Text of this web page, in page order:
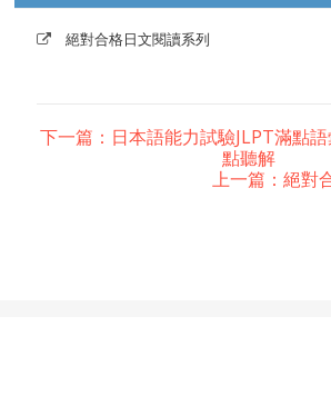
絕對合格日文閱讀系列
下一篇：日本語能力試驗JLPT滿點
點聽解
上一篇：絕對